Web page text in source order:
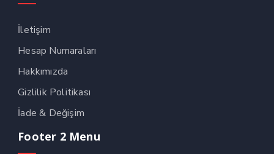
İletişim
Hesap Numaraları
Hakkımızda
Gizlilik Politikası
İade & Değişim
Footer 2 Menu